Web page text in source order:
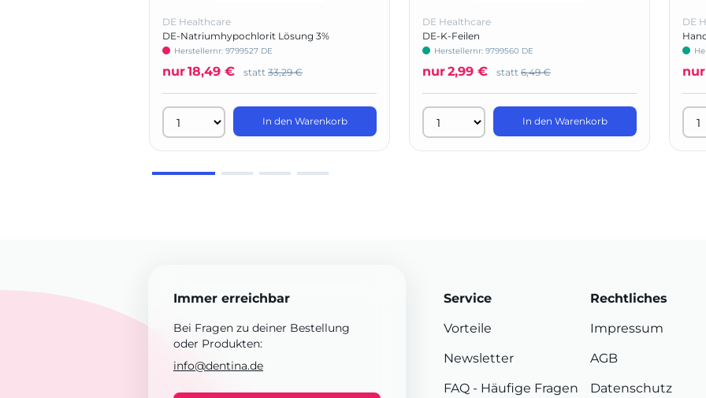
DE Healthcare
DE-Natriumhypochlorit Lösung 3%
Herstellernr: 9799527 DE
nur18,49 € statt 33,29 €
In den Warenkorb
DE Healthcare
DE-K-Feilen
Herstellernr: 9799560 DE
nur2,99 € statt 6,49 €
In den Warenkorb
DE
nur
Immer erreichbar
Bei Fragen zu deiner Bestellung
oder Produkten:
info@dentina.de
Service
Vorteile
Newsletter
FAQ - Häufige Fragen
Rechtliches
Impressum
AGB
Datenschutz